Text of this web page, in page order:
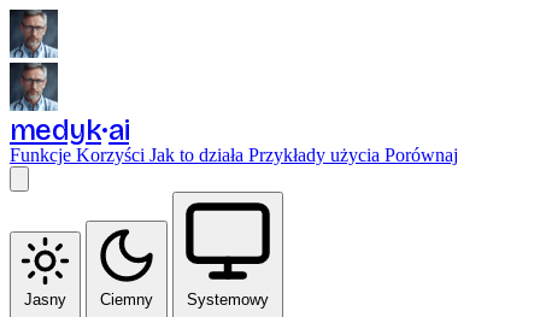
medyk ai
Funkcje Korzyści Jak to działa Przykłady użycia Porównaj
Jasny Ciemny Systemowy